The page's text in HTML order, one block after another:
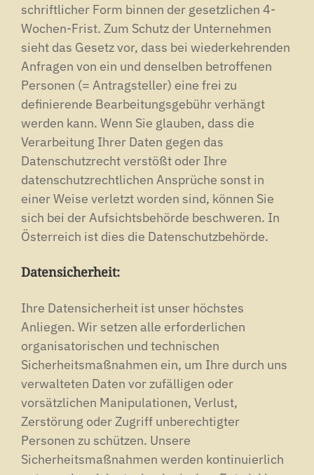
schriftlicher Form binnen der gesetzlichen 4-
Wochen-Frist. Zum Schutz der Unternehmen
sieht das Gesetz vor, dass bei wiederkehrenden
Anfragen von ein und denselben betroffenen
Personen (= Antragsteller) eine frei zu
definierende Bearbeitungsgebühr verhängt
werden kann. Wenn Sie glauben, dass die
Verarbeitung Ihrer Daten gegen das
Datenschutzrecht verstößt oder Ihre
datenschutzrechtlichen Ansprüche sonst in
einer Weise verletzt worden sind, können Sie
sich bei der Aufsichtsbehörde beschweren. In
Österreich ist dies die Datenschutzbehörde.
Datensicherheit:
Ihre Datensicherheit ist unser höchstes
Anliegen. Wir setzen alle erforderlichen
organisatorischen und technischen
Sicherheitsmaßnahmen ein, um Ihre durch uns
verwalteten Daten vor zufälligen oder
vorsätzlichen Manipulationen, Verlust,
Zerstörung oder Zugriff unberechtigter
Personen zu schützen. Unsere
Sicherheitsmaßnahmen werden kontinuierlich